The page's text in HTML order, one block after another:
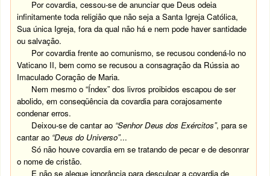
Por covardia, cessou-se de anunciar que Deus odeia
infinitamente toda religião que não seja a Santa Igreja Católica,
Sua única Igreja, fora da qual não há e nem pode haver santidade
ou salvação.
Por covardia frente ao comunismo, se recusou condená-lo no
Vaticano II, bem como se recusou a consagração da Rússia ao
Imaculado Coração de Maria.
Nem mesmo o “Índex” dos livros proibidos escapou de ser
abolido, em conseqüência da covardia para corajosamente
condenar erros.
Deixou-se de cantar ao “Senhor Deus dos Exércitos”, para se
cantar ao “Deus do Universo”...
Só não houve covardia em se tratando de pecar e de desonrar
o nome de cristão.
E não se alegue ignorância para desculpar a covardia de